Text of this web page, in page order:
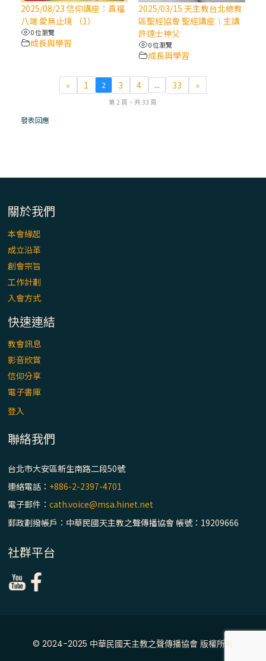
(4)黃敏正主教帶你做【將臨期避靜】—匝凱
「想看」耶穌，耶穌「走近」匝凱
念」，吃苦如吃補
入基督降生的奧蹟」以稅吏匝凱遇見耶穌為
【信仰之旅】第七集：「罪的啟示」—黃錦
文神父
「禧年 來~」第十三集：論《在希望中得救》
通諭中的「希望」 / 台南中華聖母主教座堂
2025/08/23 信仰講座：真福
八端 愛無止境 （1）
0 位瀏覽
成長與學習
2025/03/15 天主教台北總教
區聖經協會 聖經講座︱主講
許達士神父
0 位瀏覽
成長與學習
« 1 2 3 4 ... 33 »
第 2 頁，共 33 頁
發表回應
關於我們
本會緣起
成立沿革
創會宗旨
工作計劃
入會方式
快速連結
教會訊息
影音欣賞
信仰分享
電子書庫
登入
聯絡我們
台北市大安區新生南路二段50號
連絡電話： +886-2-2397-4701
電子郵件：cath.voice@msa.hinet.net
郵政劃撥帳戶：中華民國天主教之聲傳播協會 帳號：19209666
社群平台
© 2024-2025 中華民國天主教之聲傳播協會 版權所有